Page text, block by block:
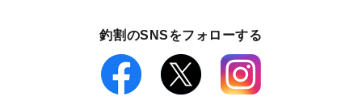
釣割のSNSをフォローする